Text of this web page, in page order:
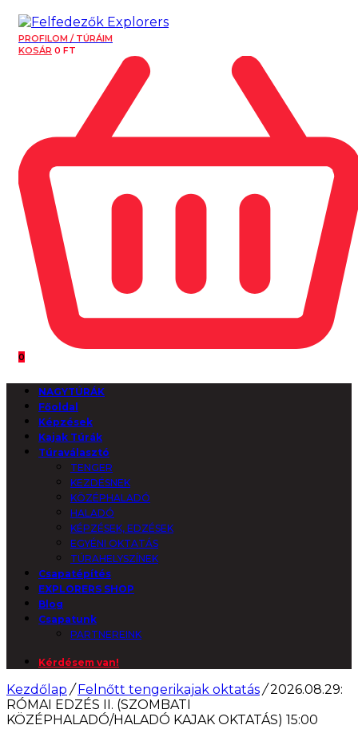
PROFILOM / TÚRÁIM
KOSÁR 0 FT
0
NAGYTÚRÁK
Főoldal
Képzések
Kajak Túrák
Túraválasztó
TENGER
KEZDÉSNEK
KÖZÉPHALADÓ
HALADÓ
KÉPZÉSEK, EDZÉSEK
EGYÉNI OKTATÁS
TÚRAHELYSZÍNEK
Csapatépítés
EXPLORERS SHOP
Blog
Csapatunk
PARTNEREINK
Kérdésem van!
Kezdőlap / Felnőtt tengerikajak oktatás /2026.08.29:
RÓMAI EDZÉS II. (SZOMBATI
KÖZÉPHALADÓ/HALADÓ KAJAK OKTATÁS) 15:00